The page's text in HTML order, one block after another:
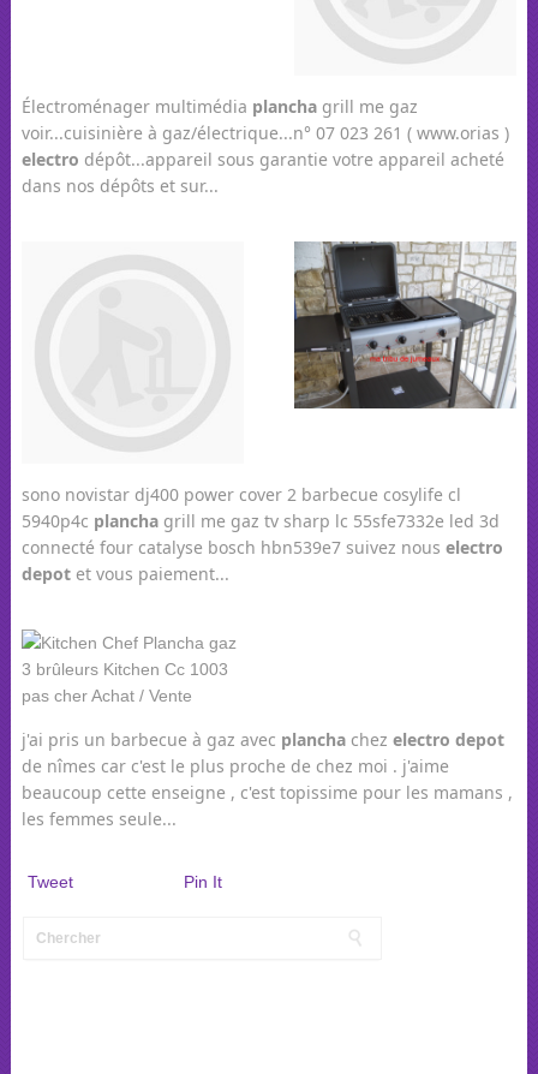
Électroménager multimédia planchagrill me gaz
voir...cuisinière à gaz/électrique...n° 07 023 261 ( www.orias )
electro dépôt...appareil sous garantie votre appareil acheté
dans nos dépôts et sur...
sono novistar dj400 power cover 2 barbecue cosylife cl
5940p4c planchagrill me gaz tv sharp lc 55sfe7332e led 3d
connecté four catalyse bosch hbn539e7 suivez nous electro
depotet vous paiement...
j'ai pris un barbecue à gaz avec planchachez electro depot
de nîmes car c'est le plus proche de chez moi . j'aime
beaucoup cette enseigne , c'est topissime pour les mamans ,
les femmes seule...
Tweet Pin It